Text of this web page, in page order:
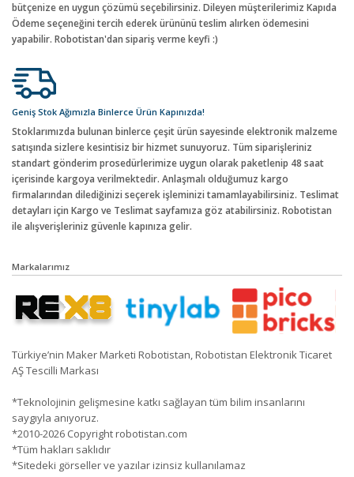
bütçenize en uygun çözümü seçebilirsiniz. Dileyen müşterilerimiz Kapıda
Ödeme seçeneğini tercih ederek ürününü teslim alırken ödemesini
yapabilir. Robotistan'dan sipariş verme keyfi :)
Geniş Stok Ağımızla Binlerce Ürün Kapınızda!
Stoklarımızda bulunan binlerce çeşit ürün sayesinde elektronik malzeme
satışında sizlere kesintisiz bir hizmet sunuyoruz. Tüm siparişleriniz
standart gönderim prosedürlerimize uygun olarak paketlenip 48 saat
içerisinde kargoya verilmektedir. Anlaşmalı olduğumuz kargo
firmalarından dilediğinizi seçerek işleminizi tamamlayabilirsiniz. Teslimat
detayları için Kargo ve Teslimat sayfamıza göz atabilirsiniz. Robotistan
ile alışverişleriniz güvenle kapınıza gelir.
Markalarımız
Türkiye’nin Maker Marketi Robotistan, Robotistan Elektronik Ticaret
AŞ Tescilli Markası
*Teknolojinin gelişmesine katkı sağlayan tüm bilim insanlarını
saygıyla anıyoruz.
*2010-2026 Copyright robotistan.com
*Tüm hakları saklıdır
*Sitedeki görseller ve yazılar izinsiz kullanılamaz